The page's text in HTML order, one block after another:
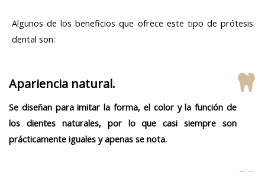
Algunos de los beneficios que ofrece este tipo de prótesis
dental son:
Apariencia natural.
Se diseñan para imitar la forma, el color y la función de
los dientes naturales, por lo que casi siempre son
prácticamente iguales y apenas se nota.